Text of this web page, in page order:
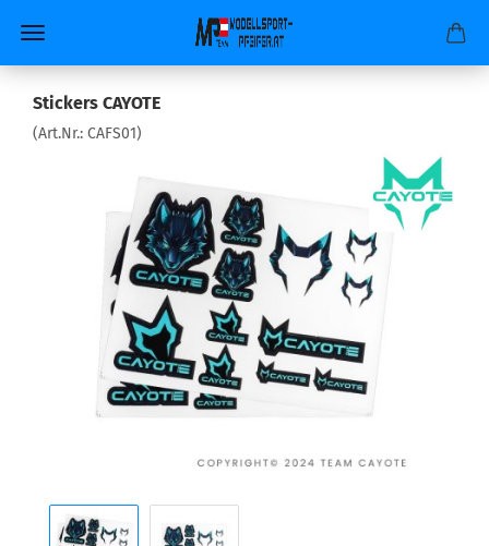
Stickers CAYOTE
(Art.Nr.: CAFS01)